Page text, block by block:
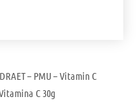
– PMU – Vitamin C
C 30g